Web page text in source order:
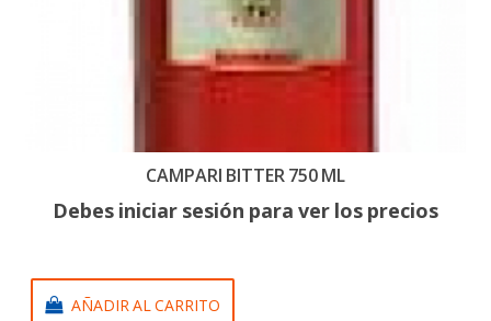
CAMPARI BITTER 750 ML
Debes iniciar sesión para ver los precios
AÑADIR AL CARRITO